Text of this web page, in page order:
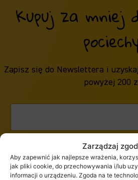
Zarządzaj
Aby zapewnić jak najlepsze wrażenia,
jak pliki cookie, do przechowywania i/lub
informacji o urządzeniu. Zgoda na te
Kupuj za mniej
Zapisz się do Newslettera i uzyskaj
powyżej 200
ZAPISZ SIĘ